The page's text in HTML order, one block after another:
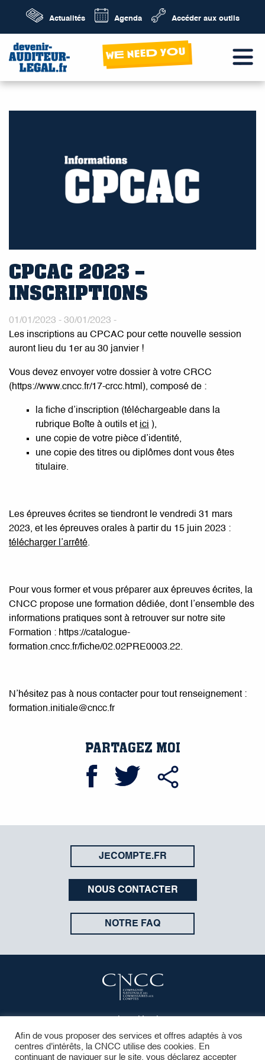
Actualités Agenda Accéder aux outils
wE neeD yOu
CPCAC 2023 –
INSCRIPTIONS
01/01/2023 - 30/01/2023 -
Les inscriptions au CPCAC pour cette nouvelle session
auront lieu du 1er au 30 janvier !
Vous devez envoyer votre dossier à votre CRCC
(https://www.cncc.fr/17-crcc.html), composé de :
la fiche d’inscription (téléchargeable dans la
rubrique Boîte à outils et ici ),
une copie de votre pièce d’identité,
une copie des titres ou diplômes dont vous êtes
titulaire.
Les épreuves écrites se tiendront le vendredi 31 mars
2023, et les épreuves orales à partir du 15 juin 2023 :
télécharger l’arrêté.
Pour vous former et vous préparer aux épreuves écrites, la
CNCC propose une formation dédiée, dont l’ensemble des
informations pratiques sont à retrouver sur notre site
Formation : https://catalogue-
formation.cncc.fr/fiche/02.02PRE0003.22.
N’hésitez pas à nous contacter pour tout renseignement :
formation.initiale@cncc.fr
PARTAGEZ MOI
JECOMPTE.FR
NOUS CONTACTER
NOTRE FAQ
Protection des données
Contact
Afin de vous proposer des services et offres adaptés à vos
centres d'intérêts, la CNCC utilise des cookies. En
continuant de naviguer sur le site, vous déclarez accepter